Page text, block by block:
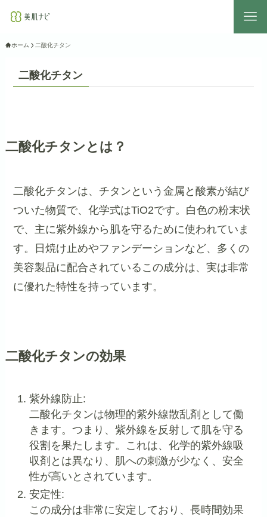
ホーム 二酸化チタン
二酸化チタン
二酸化チタンとは？
二酸化チタンは、チタンという金属と酸素が結び
ついた物質で、化学式はTiO2です。白色の粉末状
で、主に紫外線から肌を守るために使われていま
す。日焼け止めやファンデーションなど、多くの
美容製品に配合されているこの成分は、実は非常
に優れた特性を持っています。
二酸化チタンの効果
紫外線防止:
二酸化チタンは物理的紫外線散乱剤として働
きます。つまり、紫外線を反射して肌を守る
役割を果たします。これは、化学的紫外線吸
収剤とは異なり、肌への刺激が少なく、安全
性が高いとされています。
安定性:
この成分は非常に安定しており、長時間効果